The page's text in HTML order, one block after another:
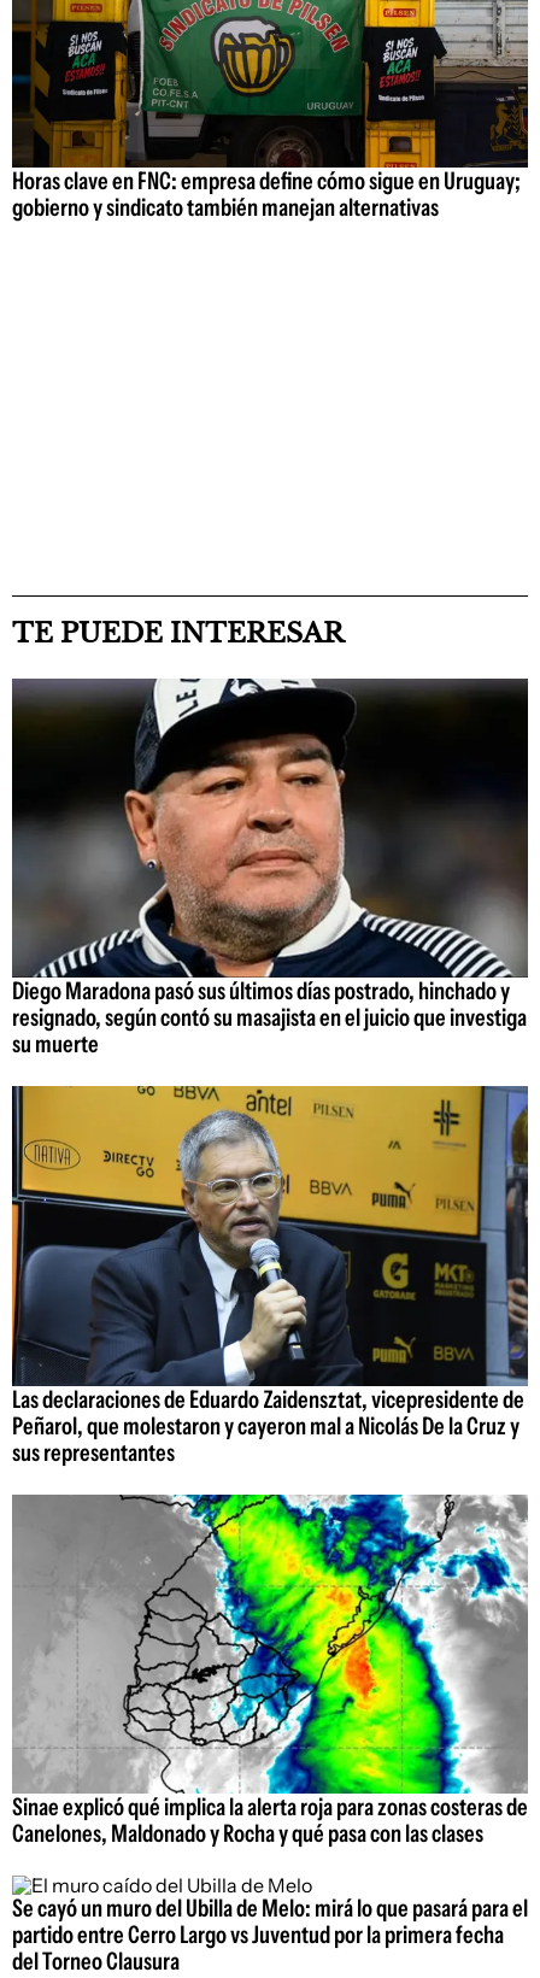
Horas clave en FNC: empresa define cómo sigue en Uruguay;
gobierno y sindicato también manejan alternativas
TE PUEDE INTERESAR
Diego Maradona pasó sus últimos días postrado, hinchado y
resignado, según contó su masajista en el juicio que investiga
su muerte
Las declaraciones de Eduardo Zaidensztat, vicepresidente de
Peñarol, que molestaron y cayeron mal a Nicolás De la Cruz y
sus representantes
Sinae explicó qué implica la alerta roja para zonas costeras de
Canelones, Maldonado y Rocha y qué pasa con las clases
Se cayó un muro del Ubilla de Melo: mirá lo que pasará para el
partido entre Cerro Largo vs Juventud por la primera fecha
del Torneo Clausura